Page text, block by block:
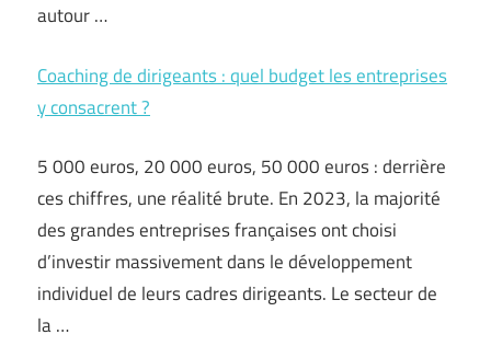
autour …
Coaching de dirigeants : quel budget les entreprises
y consacrent ?
5 000 euros, 20 000 euros, 50 000 euros : derrière
ces chiffres, une réalité brute. En 2023, la majorité
des grandes entreprises françaises ont choisi
d’investir massivement dans le développement
individuel de leurs cadres dirigeants. Le secteur de
la …